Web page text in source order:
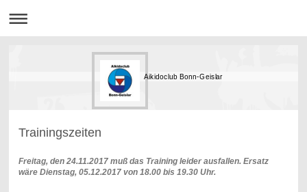
Aikidoclub Bonn-Geislar
Trainingszeiten
Freitag, den 24.11.2017 muß das Training leider ausfallen. Ersatz
wäre Dienstag, 05.12.2017 von 18.00 bis 19.30 Uhr.